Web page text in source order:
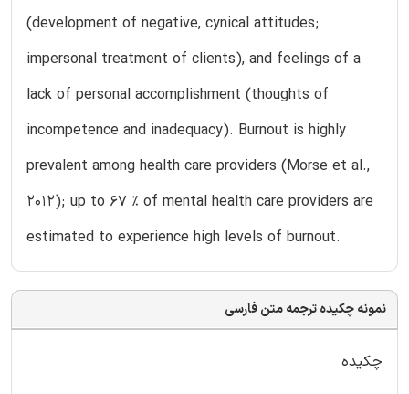
(development of negative, cynical attitudes;
impersonal treatment of clients), and feelings of a
lack of personal accomplishment (thoughts of
incompetence and inadequacy). Burnout is highly
prevalent among health care providers (Morse et al.,
2012); up to 67 % of mental health care providers are
estimated to experience high levels of burnout.
نمونه چکیده ترجمه متن فارسی
چکیده